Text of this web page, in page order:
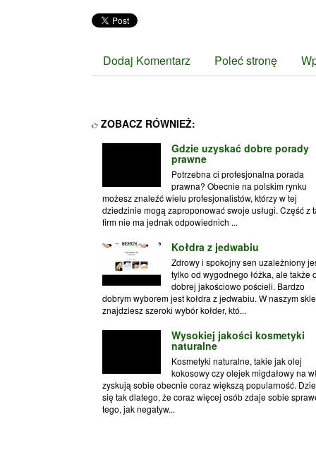
Dodaj Komentarz Poleć stronę
ZOBACZ RÓWNIEŻ:
Gdzie uzyskać dobre porady
prawne
Potrzebna ci profesjonalna porada
prawna? Obecnie na polskim rynku
możesz znaleźć wielu profesjonalistów, którzy w tej
dziedzinie mogą zaproponować swoje usługi. Część z
firm nie ma jednak odpowiednich ...
Kołdra z jedwabiu
Zdrowy i spokojny sen uzależniony
tylko od wygodnego łóżka, ale także
dobrej jakościowo pościeli. Bardzo
dobrym wyborem jest kołdra z jedwabiu. W naszym
znajdziesz szeroki wybór kołder, któ...
Wysokiej jakości kosmetyki
naturalne
Kosmetyki naturalne, takie jak olej
kokosowy czy olejek migdałowy na
zyskują sobie obecnie coraz większą popularność.
się tak dlatego, że coraz więcej osób zdaje sobie
tego, jak negatyw...